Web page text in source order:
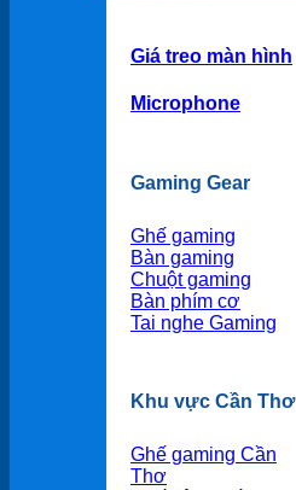
Giá treo màn hình
Microphone
Gaming Gear
Ghế gaming
Bàn gaming
Chuột gaming
Bàn phím cơ
Tai nghe Gaming
Khu vực Cần Thơ
Ghế gaming Cần
Thơ